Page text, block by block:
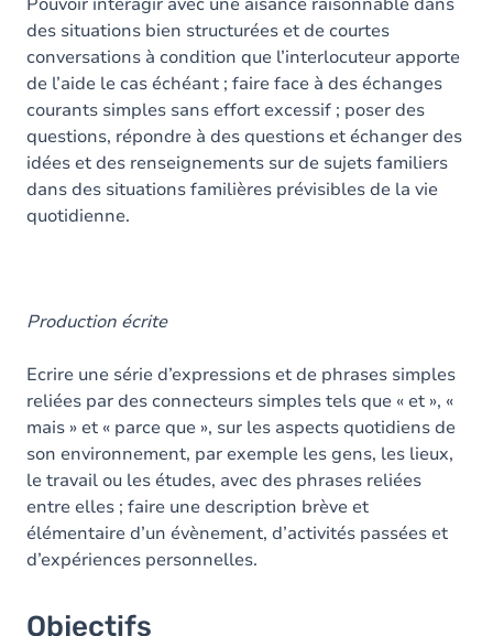
des situations bien structurées et de courtes
conversations à condition que l’interlocuteur apporte
de l’aide le cas échéant ; faire face à des échanges
courants simples sans effort excessif ; poser des
questions, répondre à des questions et échanger des
idées et des renseignements sur de sujets familiers
dans des situations familières prévisibles de la vie
quotidienne.
Production écrite
Ecrire une série d’expressions et de phrases simples
reliées par des connecteurs simples tels que « et », «
mais » et « parce que », sur les aspects quotidiens de
son environnement, par exemple les gens, les lieux,
le travail ou les études, avec des phrases reliées
entre elles ; faire une description brève et
élémentaire d’un évènement, d’activités passées et
d’expériences personnelles.
Objectifs